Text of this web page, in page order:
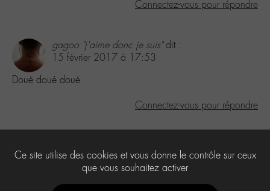
Connectez-vous pour répondre
gagoo "j'aime donc je suis" dit :
15 février 2017 à 17:53
Doué doué doué
Connectez-vous pour répondre
Vous devezêtre connectépour publier un commentaire.
Ce site utilise des cookies et vous donne le contrôle sur ceux
que vous souhaitez activer